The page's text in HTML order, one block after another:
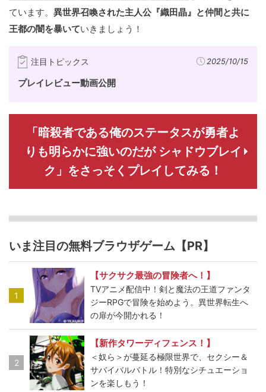
ています。 異世界召喚された主人公『織田晶』と仲間と共に
王都の闇を暴いていきましょう！
注目トピックス 2025/10/15
プレイレビュー動画公開
「暗殺者である俺のステータスが勇者よ
りも明らかに強いのだが シャドウブレイ
ク」をさっそくプレイしてみる！
いま注目の無料ブラウザゲーム【PR】
1
【サクサク最強の冒険者へ！】
TVアニメ配信中！剣と魔法の王道ファンタ
ジーRPGで冒険を始めよう。異世界転生へ
の扉が今開かれる！
2
【新作タワーディフェンス！】
＜奴ら＞が蔓延る極限世界で、セクシー＆
サバイバルバトル！特別なシチュエーショ
ンを楽しもう！